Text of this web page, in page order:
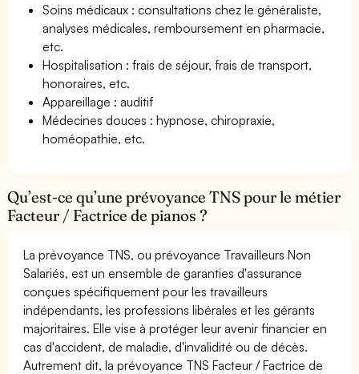
Soins médicaux : consultations chez le généraliste,
analyses médicales, remboursement en pharmacie,
etc.
Hospitalisation : frais de séjour, frais de transport,
honoraires, etc.
Appareillage : auditif
Médecines douces : hypnose, chiropraxie,
homéopathie, etc.
Qu’est-ce qu’une prévoyance TNS pour le métier
Facteur / Factrice de pianos ?
La prévoyance TNS, ou prévoyance Travailleurs Non
Salariés, est un ensemble de garanties d'assurance
conçues spécifiquement pour les travailleurs
indépendants, les professions libérales et les gérants
majoritaires. Elle vise à protéger leur avenir financier en
cas d'accident, de maladie, d'invalidité ou de décès.
Autrement dit, la prévoyance TNS Facteur / Factrice de